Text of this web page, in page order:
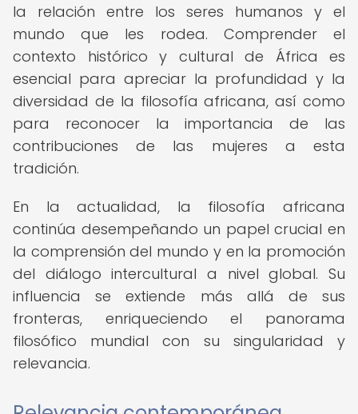
la relación entre los seres humanos y el
mundo que les rodea. Comprender el
contexto histórico y cultural de África es
esencial para apreciar la profundidad y la
diversidad de la filosofía africana, así como
para reconocer la importancia de las
contribuciones de las mujeres a esta
tradición.
En la actualidad, la filosofía africana
continúa desempeñando un papel crucial en
la comprensión del mundo y en la promoción
del diálogo intercultural a nivel global. Su
influencia se extiende más allá de sus
fronteras, enriqueciendo el panorama
filosófico mundial con su singularidad y
relevancia.